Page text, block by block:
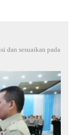
dan sesuaikan pada